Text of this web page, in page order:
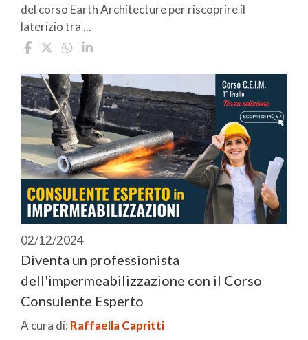
del corso Earth Architecture per riscoprire il
laterizio tra ...
02/12/2024
Diventa un professionista
dell'impermeabilizzazione con il Corso
Consulente Esperto
A cura di: Raffaella Capritti